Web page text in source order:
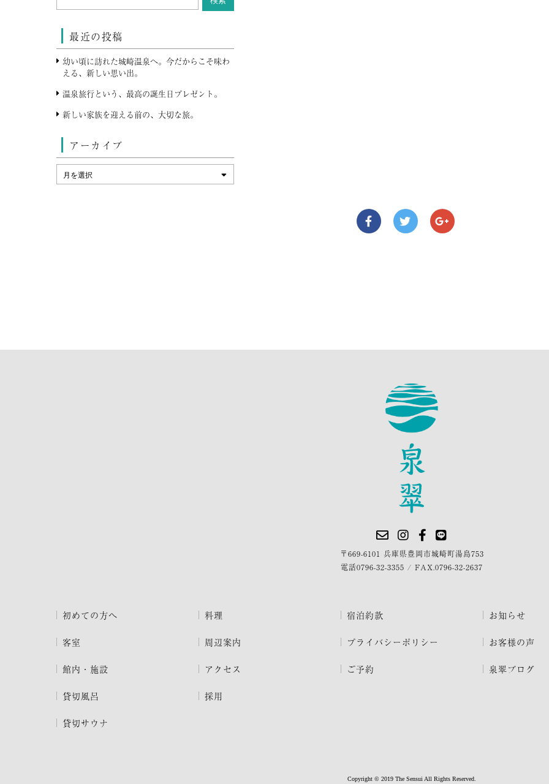
最近の投稿
幼い頃に訪れた城崎温泉へ。今だからこそ味わ
える、新しい思い出。
温泉旅行という、最高の誕生日プレゼント。
新しい家族を迎える前の、大切な旅。
アーカイブ
〒669-6101 兵庫県豊岡市城崎町湯島753
電話0796-32-3355 / FAX.0796-32-2637
初めての方へ
客室
館内・施設
貸切風呂
貸切サウナ
料理
周辺案内
アクセス
採用
宿泊約款
プライバシーポリシー
ご予約
お知らせ
お客様の声
泉翠ブログ
Copyright © 2019 The Sensui All Rights Reserved.